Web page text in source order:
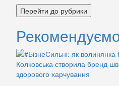
Перейти до рубрики